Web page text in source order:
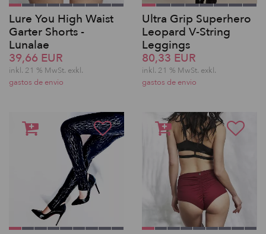
Lure You High Waist
Garter Shorts -
Lunalae
39,66 EUR
inkl. 21 % MwSt. exkl.
gastos de envio
Ultra Grip Superhero
Leopard V-String
Leggings
80,33 EUR
inkl. 21 % MwSt. exkl.
gastos de envio